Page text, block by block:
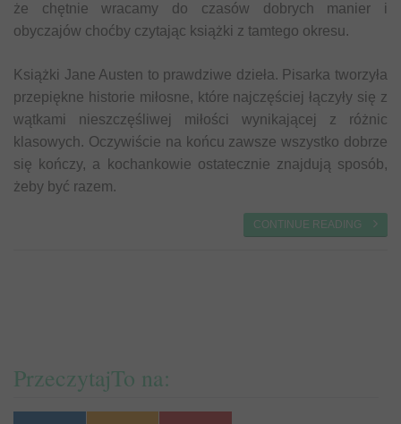
że chętnie wracamy do czasów dobrych manier i
obyczajów choćby czytając książki z tamtego okresu.
Książki Jane Austen to prawdziwe dzieła. Pisarka tworzyła
przepiękne historie miłosne, które najczęściej łączyły się z
wątkami nieszczęśliwej miłości wynikającej z różnic
klasowych. Oczywiście na końcu zawsze wszystko dobrze
się kończy, a kochankowie ostatecznie znajdują sposób,
żeby być razem.
CONTINUE READING
PrzeczytajTo na: